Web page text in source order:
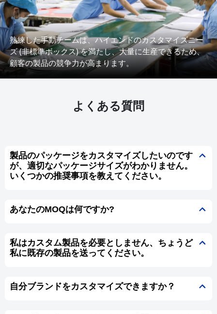
熟練した手動チームは、ハイエンドのカスタマイズニー
ズ (非標準ボックス) を満たし、大量に生産できるため、
顧客の製品の競争力が高まります。
よくある質問
製品のパッケージをカスタマイズしたいのです
が、適切なパッケージサイズがわかりません。
いくつかの推奨事項を教えてください。
あなたのMOQは何ですか?
私はカスタム製品を必要としません、ちょうど
私に既存の製品を送ってください。
自分ブランドをカスタマイズできますか？